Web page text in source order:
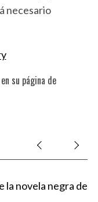
necesario
su página de